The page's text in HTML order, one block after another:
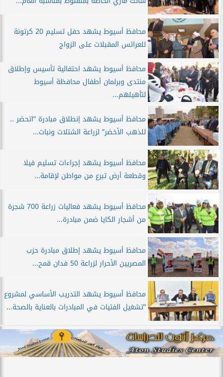
محافظ أسيوط يشهد حفل تسليم 20 كرتونة
للعرائس المقبلات على الزواج
محافظ أسيوط يشهد احتفالية تأسيس وإطلاق
منتدى وبرلمان أطفال محافظة أسيوط
لتأهيلهم...
محافظ أسيوط يشهد إنطلاق مبادرة ”اتحضر ..
للذهب الأخضر” لزراعة الشتلات ونبات...
محافظ أسيوط يشهد إجراءات تسليم فيلا
وقطعة أرض تبرع من مواطن لإقامة...
محافظ أسيوط يشهد فعاليات زراعة 700 شجرة
من أشجار الكايا ضمن مبادرة...
محافظ أسيوط يشهد إطلاق مبادرة حزب
المصريين الأحرار لزراعة 50 فدان قمح...
محافظ أسيوط يشهد التدريب الأساسي لمشروع
”تشغيل الفتيات في المبادرات بالعناية بالصحة...